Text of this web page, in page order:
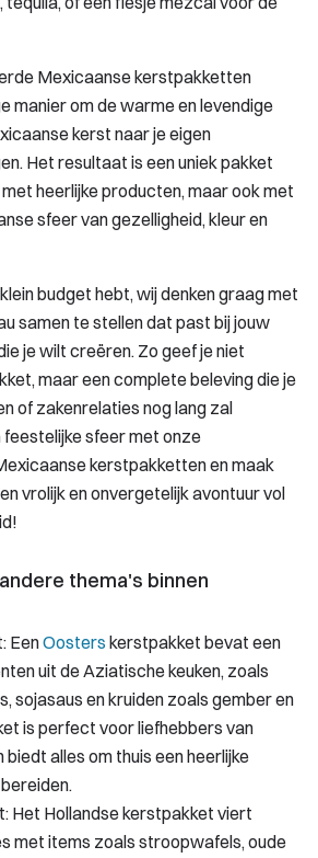
Mexicaanse kerstpakketten
manier om de warme en levendige
kerst naar je eigen
Het resultaat is een uniek pakket
heerlijke producten, maar ook met
sfeer van gezelligheid, kleur en
budget hebt, wij denken graag met
samen te stellen dat past bij jouw
je wilt creëren. Zo geef je niet
maar een complete beleving die je
of zakenrelaties nog lang zal
feestelijke sfeer met onze
kerstpakketten en maak
vrolijk en onvergetelijk avontuur vol
thema's binnen
EenOosters kerstpakket bevat een
uit de Aziatische keuken, zoals
sojasaus en kruiden zoals gember en
is perfect voor liefhebbers van
alles om thuis een heerlijke
Het Hollandse kerstpakket viert
met items zoals stroopwafels, oude